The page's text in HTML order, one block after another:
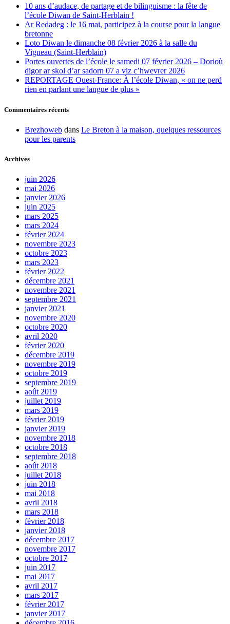
10 ans d’audace, de partage et de bilinguisme : la fête de
l’école Diwan de Saint-Herblain !
Ar Redadeg : le 16 mai, participez à la course pour la langue
bretonne
Loto Diwan le dimanche 08 février 2026 à la salle du
Vigneau (Saint-Herblain)
Portes ouvertes de l’école le samedi 07 février 2026 – Dorioù
digor ar skol d’ar sadorn 07 a viz c’hwevrer 2026
REPORTAGE Ouest-France: À l’école Diwan, « on ne perd
rien en parlant une langue de plus »
Commentaires récents
Brezhoweb dans Le Breton à la maison, quelques ressources
pour les parents
Archives
juin 2026
mai 2026
janvier 2026
juin 2025
mars 2025
mars 2024
février 2024
novembre 2023
octobre 2023
mars 2023
février 2022
décembre 2021
novembre 2021
septembre 2021
janvier 2021
novembre 2020
octobre 2020
avril 2020
février 2020
décembre 2019
novembre 2019
octobre 2019
septembre 2019
août 2019
juillet 2019
mars 2019
février 2019
janvier 2019
novembre 2018
octobre 2018
septembre 2018
août 2018
juillet 2018
juin 2018
mai 2018
avril 2018
mars 2018
février 2018
janvier 2018
décembre 2017
novembre 2017
octobre 2017
juin 2017
mai 2017
avril 2017
mars 2017
février 2017
janvier 2017